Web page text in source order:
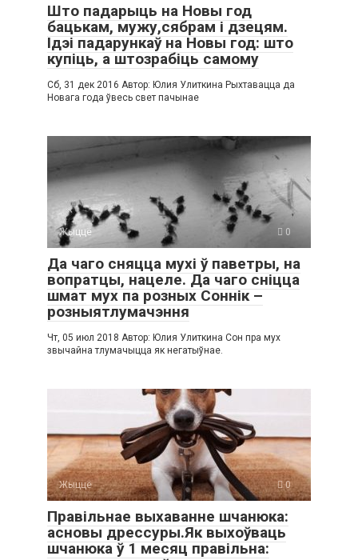
Што падарыць на Новы год
бацькам, мужу,сябрам і дзецям.
Ідэі падарункаў на Новы год: што
купіць, а штозрабіць самому
Сб, 31 дек 2016 Автор: Юлия Улиткина Рыхтавацца да
Новага года ўвесь свет пачынае
Жыццё 0
Да чаго сняцца мухі ў паветры, на
вопратцы, нацеле. Да чаго сніцца
шмат мух па розных Соннік –
розныятлумачэння
Чт, 05 июл 2018 Автор: Юлия Улиткина Сон пра мух
звычайна тлумачыцца як негатыўнае.
Жыццё 0
Правільнае выхаванне шчанюка:
асновы дрессуры.Як выхоўваць
шчанюка ў 1 месяц правільна: